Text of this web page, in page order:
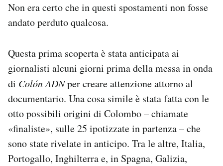
Non era certo che in questi spostamenti non fosse
andato perduto qualcosa.
Questa prima scoperta è stata anticipata ai
giornalisti alcuni giorni prima della messa in onda
di Colón ADNper creare attenzione attorno al
documentario. Una cosa simile è stata fatta con le
otto possibili origini di Colombo – chiamate
«finaliste», sulle 25 ipotizzate in partenza – che
sono state rivelate in anticipo. Tra le altre, Italia,
Portogallo, Inghilterra e, in Spagna, Galizia,